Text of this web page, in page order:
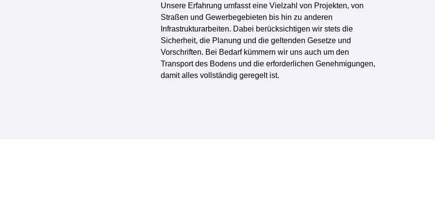
Unsere Erfahrung umfasst eine Vielzahl von Projekten, von
Straßen und Gewerbegebieten bis hin zu anderen
Infrastrukturarbeiten. Dabei berücksichtigen wir stets die
Sicherheit, die Planung und die geltenden Gesetze und
Vorschriften. Bei Bedarf kümmern wir uns auch um den
Transport des Bodens und die erforderlichen Genehmigungen,
damit alles vollständig geregelt ist.